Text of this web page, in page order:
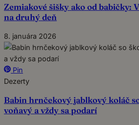
Zemiakové šišky ako od babičky:
na druhý deň
8. januára 2026
Pin
Dezerty
Babin hrnčekový jablkový koláč
voňavý a vždy sa podarí